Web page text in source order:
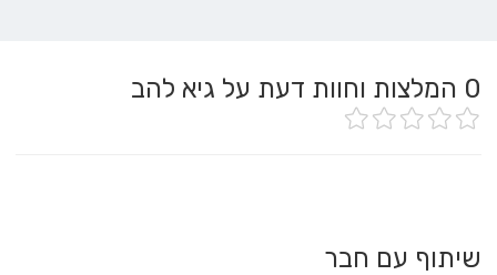
0 המלצות וחוות דעת על גיא להב
שיתוף עם חבר